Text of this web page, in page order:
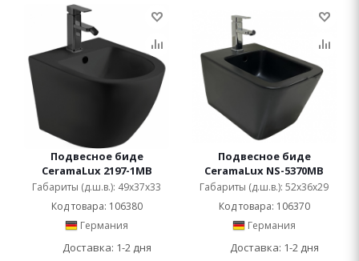
Подвесное биде
CeramaLux 2197-1MB
Габариты (д.ш.в.): 49x37x33
Код товара: 106380
Германия
Доставка: 1-2 дня
Подвесное биде
CeramaLux NS-5370MB
Габариты (д.ш.в.): 52x36x29
Код товара: 106370
Германия
Доставка: 1-2 дня